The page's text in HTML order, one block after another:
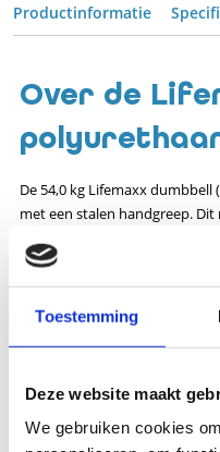
Toestemming
Deze website maakt
We gebruiken cookies
Productinformatie
Over de
De 54,0 kg Lifemaxx
met een stalen handgreep.
compact. Zowel aan de
kg aanduiding weergegeven,
gewicht je aan het werk bent!
Specificaties
Artikelnummer
176-
EAN